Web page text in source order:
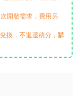
開發需求，費用另
換，不退還積分，購